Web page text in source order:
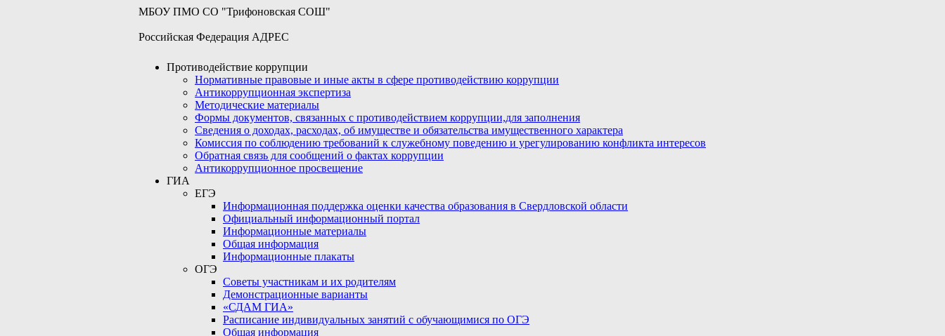
МБОУ ПМО СО "Трифоновская СОШ"
Российская Федерация АДРЕС
Противодействие коррупции
Нормативные правовые и иные акты в сфере противодействию коррупции
Антикоррупционная экспертиза
Методические материалы
Формы документов, связанных с противодействием коррупции,для заполнения
Сведения о доходах, расходах, об имуществе и обязательства имущественного характера
Комиссия по соблюдению требований к служебному поведению и урегулированию конфликта интересов
Обратная связь для сообщений о фактах коррупции
Антикоррупционное просвещение
ГИА
ЕГЭ
Информационная поддержка оценки качества образования в Свердловской области
Официальный информационный портал
Информационные материалы
Общая информация
Информационные плакаты
ОГЭ
Советы участникам и их родителям
Демонстрационные варианты
«СДАМ ГИА»
Расписание индивидуальных занятий с обучающимися по ОГЭ
Общая информация